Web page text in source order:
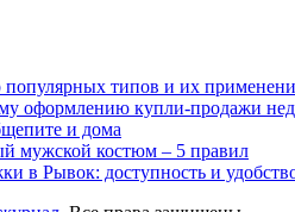
популярных типов и их
оформлению купли-продажи
и дома
мужской костюм – 5 правил
в Рывок: доступность и